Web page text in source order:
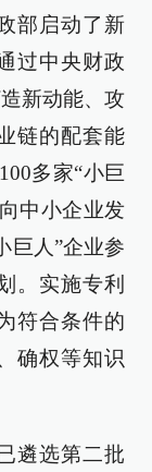
部启动了新
过中央财政
新动能、攻
链的配套能
多家“小巨
中小企业发
巨人”企业参
。实施专利
符合条件的
确权等知识
遴选第二批